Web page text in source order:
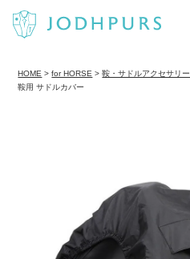
HOME for HORSE 鞍・サドルアクセサリー
鞍用 サドルカバー